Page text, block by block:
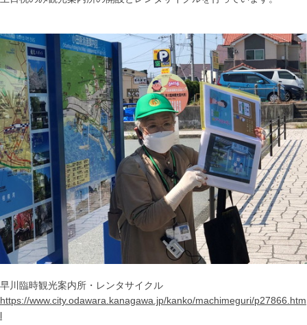
早川臨時観光案内所・レンタサイクル
https://www.city.odawara.kanagawa.jp/kanko/machimeguri/p27866.htm
l